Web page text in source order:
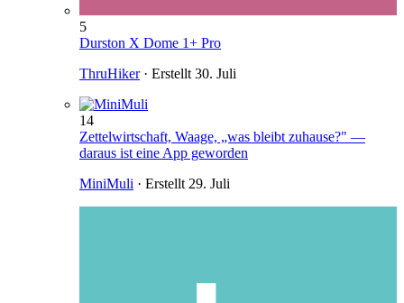
5
Durston X Dome 1+ Pro
ThruHiker· Erstellt 30. Juli
14
Zettelwirtschaft, Waage, „was bleibt zuhause?" —
daraus ist eine App geworden
MiniMuli · Erstellt 29. Juli